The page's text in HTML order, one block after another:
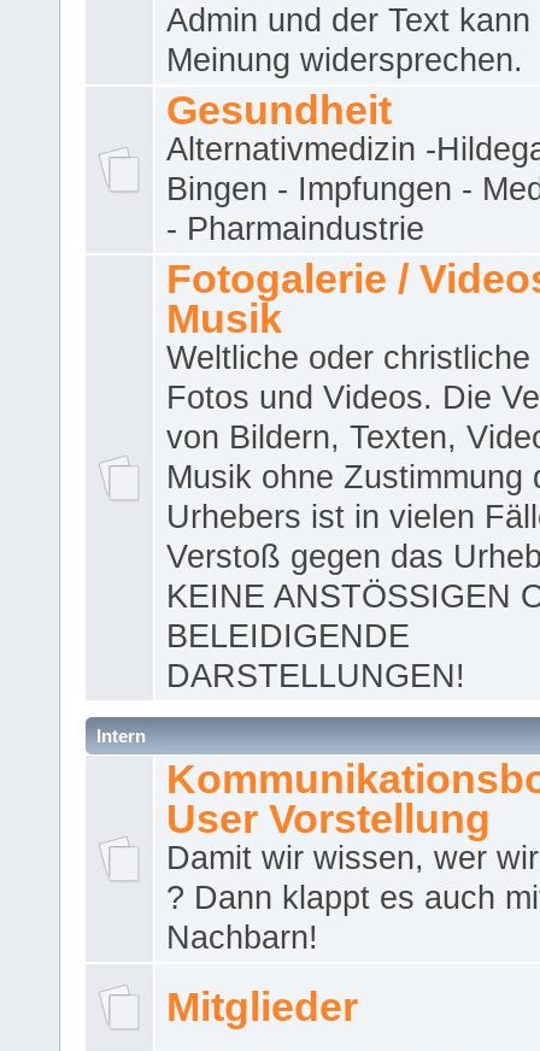
Admin und der Text kann
Meinung widersprechen.
Gesundheit
Alternativmedizin -
Bingen - Impfungen -
- Pharmaindustrie
Fotogalerie /
Musik
Weltliche oder christliche
Fotos und Videos. Die
von Bildern, Texten,
Musik ohne Zustimmung
Urhebers ist in vielen
Verstoß gegen das
KEINE ANSTÖSSIGEN
BELEIDIGENDE
DARSTELLUNGEN!
Intern
User Vorstellung
Damit wir wissen, wer
? Dann klappt es auch
Nachbarn!
Mitglieder